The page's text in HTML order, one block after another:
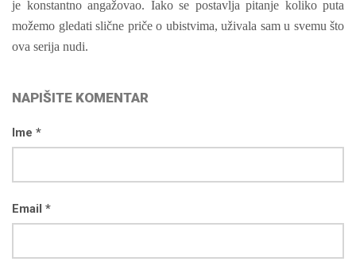
je konstantno angažovao. Iako se postavlja pitanje koliko puta
možemo gledati slične priče o ubistvima, uživala sam u svemu što
ova serija nudi.
NAPIŠITE KOMENTAR
Ime *
Email *